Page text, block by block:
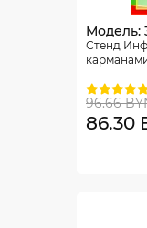
Модель:
Стенд
96.66
86.30